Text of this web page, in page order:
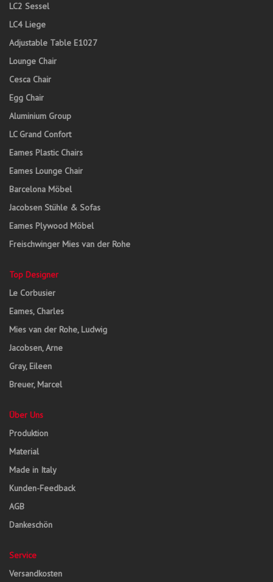
LC2 Sessel
LC4 Liege
Adjustable Table E1027
Lounge Chair
Cesca Chair
Egg Chair
Aluminium Group
LC Grand Confort
Eames Plastic Chairs
Eames Lounge Chair
Barcelona Möbel
Jacobsen Stühle & Sofas
Eames Plywood Möbel
Freischwinger Mies van der Rohe
Top Designer
Le Corbusier
Eames, Charles
Mies van der Rohe, Ludwig
Jacobsen, Arne
Gray, Eileen
Breuer, Marcel
Über Uns
Produktion
Material
Made in Italy
Kunden-Feedback
AGB
Dankeschön
Service
Versandkosten